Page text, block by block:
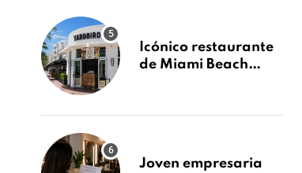
Icónico restaurante
de Miami Beach
después de 15 años
Joven empresaria